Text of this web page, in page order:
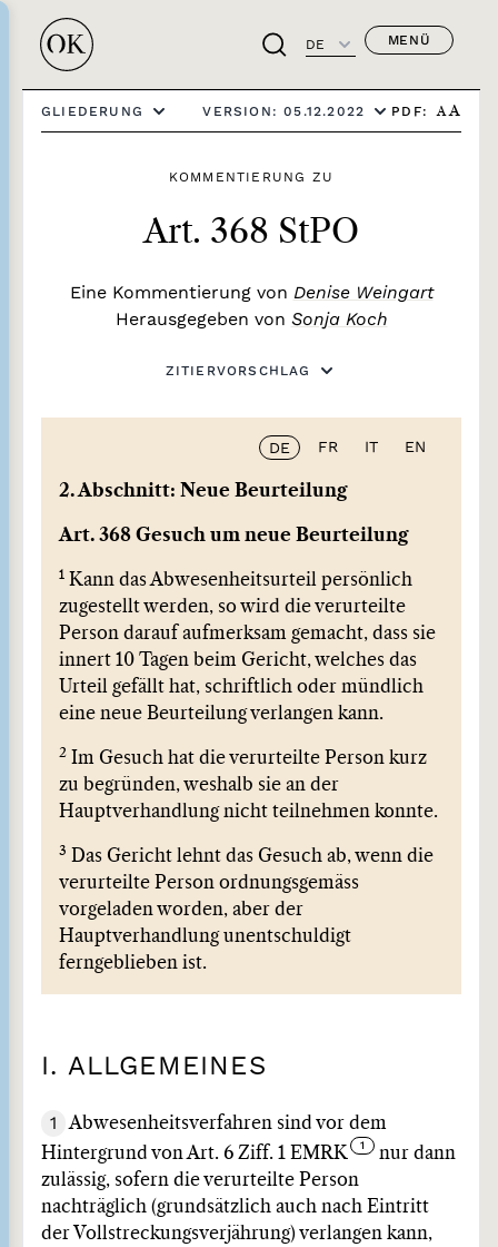
DE MENÜ
GLIEDERUNG VERSION: 05.12.2022 PDF: A A
KOMMENTIERUNG ZU
Art. 368 StPO
Eine Kommentierung von Denise Weingart
Herausgegeben von Sonja Koch
ZITIERVORSCHLAG
DE FR IT EN
2. Abschnitt: Neue Beurteilung
Art. 368 Gesuch um neue Beurteilung
1 Kann das Abwesenheitsurteil persönlich
zugestellt werden, so wird die verurteilte
Person darauf aufmerksam gemacht, dass sie
innert 10 Tagen beim Gericht, welches das
Urteil gefällt hat, schriftlich oder mündlich
eine neue Beurteilung verlangen kann.
2 Im Gesuch hat die verurteilte Person kurz
zu begründen, weshalb sie an der
Hauptverhandlung nicht teilnehmen konnte.
3
Das Gericht lehnt das Gesuch ab, wenn die
verurteilte Person ordnungsgemäss
vorgeladen worden, aber der
Hauptverhandlung unentschuldigt
ferngeblieben ist.
I. ALLGEMEINES
1
Abwesenheitsverfahren sind vor dem
Hintergrund von Art. 6 Ziff. 1 EMRK
nur dann
zulässig, sofern die verurteilte Person
nachträglich (grundsätzlich auch nach Eintritt
der Vollstreckungsverjährung) verlangen kann,